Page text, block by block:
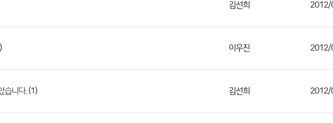
김선희 2012/
이우진 2012/
습니다. (1) 김선희 2012/